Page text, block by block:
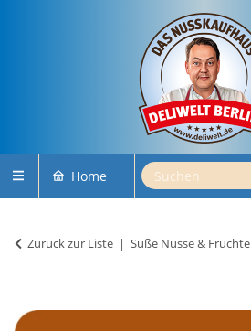
Home
Zurück zur Liste Süße Nüsse & Früchte